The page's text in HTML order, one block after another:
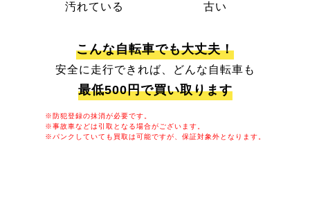
汚れている 古い
こんな自転車でも大丈夫！
安全に走行できれば、どんな自転車も
最低500円で買い取ります
※防犯登録の抹消が必要です。
※事故車などは引取となる場合がございます。
※パンクしていても買取は可能ですが、保証対象外となります。